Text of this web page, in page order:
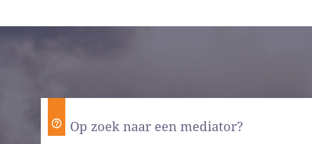
Op zoek naar een mediator?